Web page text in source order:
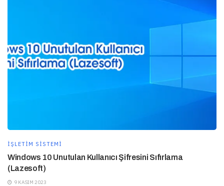
İŞLETIM SISTEMI
Windows 10 Unutulan Kullanıcı Şifresini Sıfırlama
(Lazesoft)
9 KASIM 2023